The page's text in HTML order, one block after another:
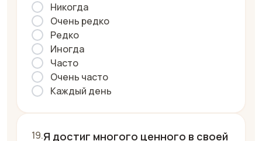
Никогда
Очень редко
Редко
Иногда
Часто
Очень часто
Каждый день
Я достиг многого ценного в своей